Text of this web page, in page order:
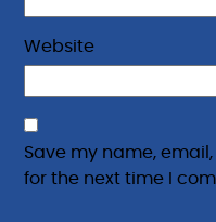
Website
Save my name,
for the next time I